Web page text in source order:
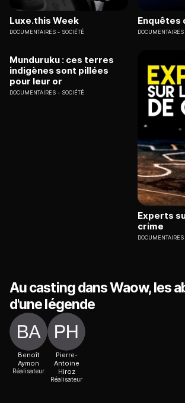
Luxe.this Week
DOCUMENTAIRES SOCIÉTÉ
Enquêtes
DOCUMENTAIRES
Munduruku : ces terres
indigènes sont pillées
pour leur or
DOCUMENTAIRES SOCIÉTÉ
Experts
crime
DOCUMENTAIRES
Au casting dans Waow, les
d'une légende
Benoît
Aymon
Réalisateur
Pierre-
Antoine
Hiroz
Réalisateur